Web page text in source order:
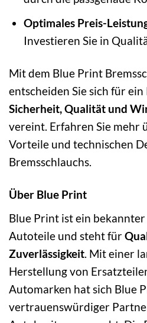
Optimales Preis-
Investieren Sie in
Mit dem Blue Print
entscheiden Sie sich für
Sicherheit, Qualität und
vereint. Erfahren Sie mehr
Vorteile und technischen
Bremsschlauchs.
Über Blue Print
Blue Print ist ein
Autoteile und steht für
Zuverlässigkeit. Mit einer
Herstellung von
Automarken hat sich Blue
vertrauenswürdiger